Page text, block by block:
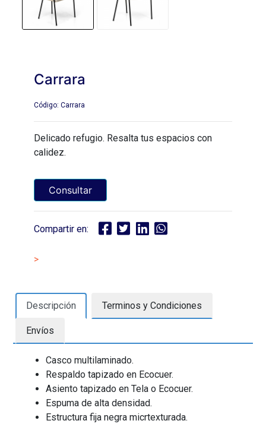
Carrara
Código: Carrara
Delicado refugio. Resalta tus espacios con
calidez.
Consultar
Compartir en:
>
Descripción Terminos y Condiciones
Envíos
Casco multilaminado.
Respaldo tapizado en Ecocuer.
Asiento tapizado en Tela o Ecocuer.
Espuma de alta densidad.
Estructura fija negra micrtexturada.